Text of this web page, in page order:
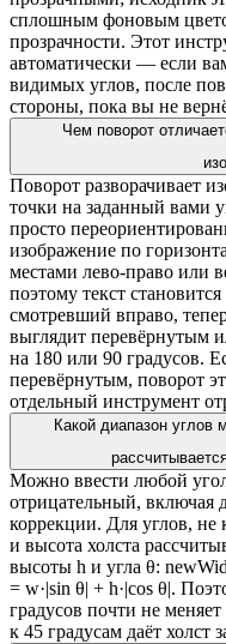
сплошным фоновым
прозрачности. Этот
автоматически — если
видимых углов, после
стороны, пока вы не
Чем поворот
Поворот разворачивает
точки на заданный вами
просто
изображение по
местами лево-право или
поэтому текст
смотревший вправо,
выглядит перевёрнутым
на 180 или 90 градусов.
перевёрнутым, поворот
отдельный инструмент
Какой диапазон
Можно ввести любой
отрицательный, включая
коррекции. Для углов,
и высота холста
высоты h и угла θ:
= w·|sin θ| + h·|cos θ|.
градусов почти не
к 45 градусам даёт холст